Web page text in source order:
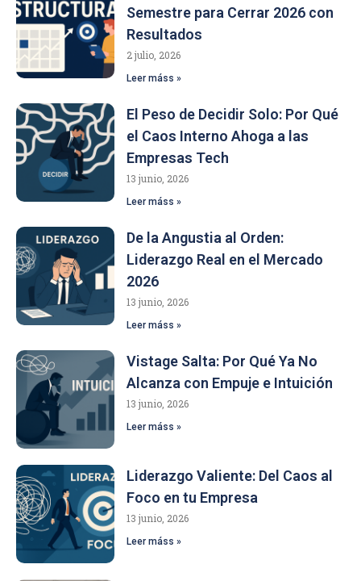
Semestre para Cerrar 2026 con
Resultados
2 julio, 2026
Leer máss »
El Peso de Decidir Solo: Por Qué
el Caos Interno Ahoga a las
Empresas Tech
13 junio, 2026
Leer máss »
De la Angustia al Orden:
Liderazgo Real en el Mercado
2026
13 junio, 2026
Leer máss »
Vistage Salta: Por Qué Ya No
Alcanza con Empuje e Intuición
13 junio, 2026
Leer máss »
Liderazgo Valiente: Del Caos al
Foco en tu Empresa
13 junio, 2026
Leer máss »